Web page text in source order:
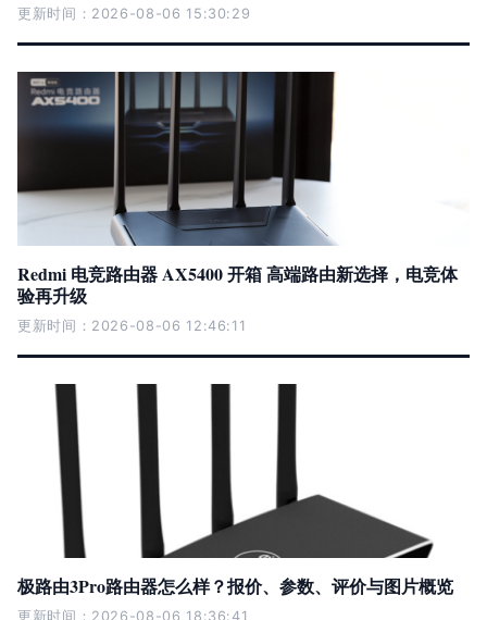
更新时间：2026-08-06 15:30:29
Redmi 电竞路由器 AX5400 开箱 高端路由新选择，电竞体
验再升级
更新时间：2026-08-06 12:46:11
极路由3Pro路由器怎么样？报价、参数、评价与图片概览
更新时间：2026-08-06 18:36:41